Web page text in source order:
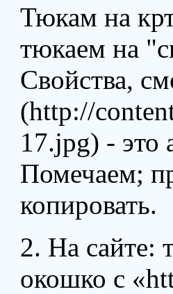
Тюкам на
тюкаем на
Свойства,
(http://
17.jpg) - это
Помечаем;
копировать.
2. На сайте:
окошко с